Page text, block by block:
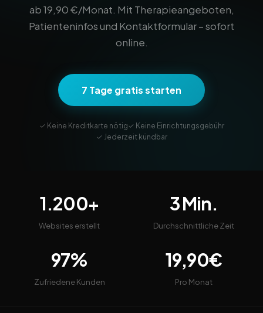
ab 19,90 €/Monat. Mit Therapieangeboten,
Patienteninfos und Kontaktformular – sofort
online.
7 Tage gratis starten
✓ Keine Kreditkarte nötig✓ Keine Einrichtungsgebühr
✓ Jederzeit kündbar
1.200+
Websites erstellt
3 Min.
Durchschnittliche Zeit
97%
Zufriedene Kunden
19,90€
Pro Monat